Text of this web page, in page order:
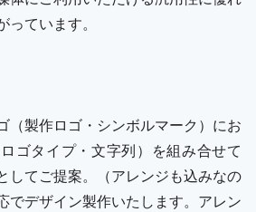
ています。
（製作ロゴ・シンボルマーク）にお
ゴタイプ・文字列）を組み合せて
してご提案。（アレンジも込みなの
でデザイン製作いたします。アレン